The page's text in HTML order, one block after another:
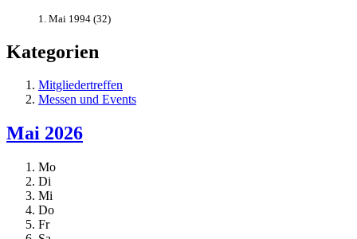
1. Mai 1994 (32)
Kategorien
Mitgliedertreffen
Messen und Events
Mai 2026
Mo
Di
Mi
Do
Fr